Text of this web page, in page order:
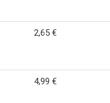
2,65 €
4,99 €